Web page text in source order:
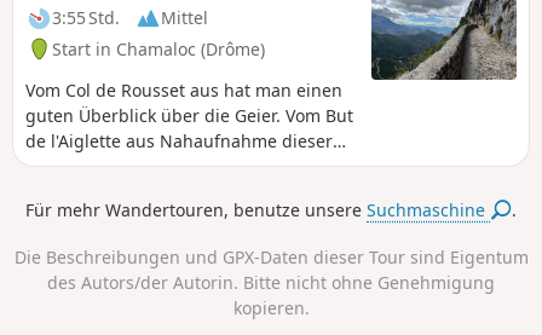
3:55 Std.
Mittel
Start in Chamaloc (Drôme)
Vom Col de Rousset aus hat man einen
guten Überblick über die Geier. Vom But
de l'Aiglette aus Nahaufnahme dieser
schönen Tiere.
Für mehr Wandertouren, benutze unsereSuchmaschine .
Die Beschreibungen und GPX-Daten dieser Tour sind Eigentum
des Autors/der Autorin. Bitte nicht ohne Genehmigung
kopieren.